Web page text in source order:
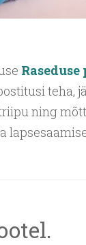
teha,
ning